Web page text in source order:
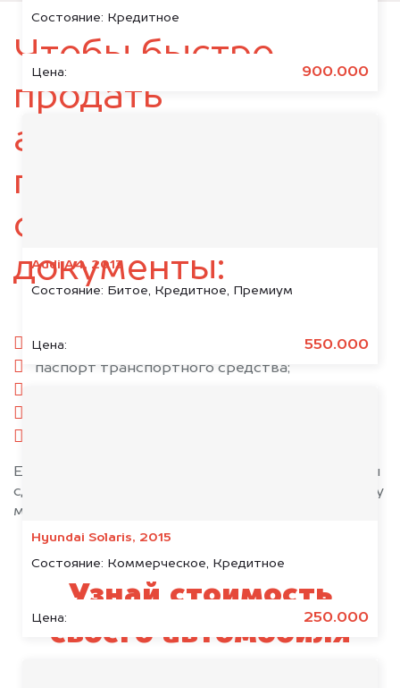
Состояние: Кредитное
Цена: 900.000
Audi A4, 2013
Состояние: Битое, Кредитное, Премиум
Цена: 550.000
Hyundai Solaris, 2015
Состояние: Коммерческое, Кредитное
Цена: 250.000
Чтобы быстро
продать
автомобиль,
подготовьте
следующие
документы:
паспорт гражданина РФ;
паспорт транспортного средства;
Если у вас нет всех документов, то наши юристы
сделают всё возможное, чтобы оформить сделку
максимально быстро!
Узнай стоимость
своего автомобиля